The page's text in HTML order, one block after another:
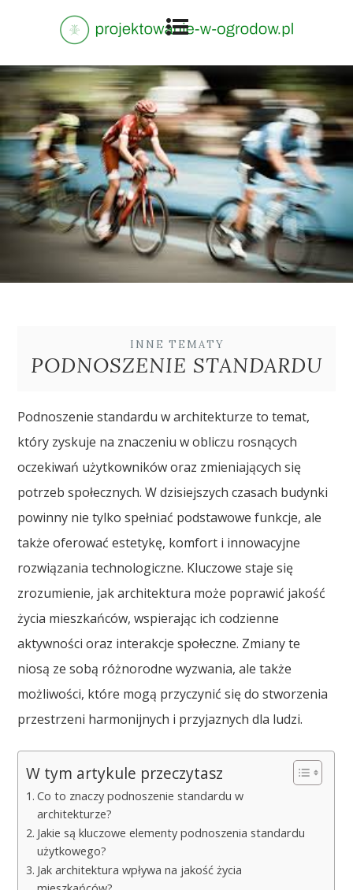
INNE TEMATY
PODNOSZENIE STANDARDU
Podnoszenie standardu w architekturze to temat,
który zyskuje na znaczeniu w obliczu rosnących
oczekiwań użytkowników oraz zmieniających się
potrzeb społecznych. W dzisiejszych czasach budynki
powinny nie tylko spełniać podstawowe funkcje, ale
także oferować estetykę, komfort i innowacyjne
rozwiązania technologiczne. Kluczowe staje się
zrozumienie, jak architektura może poprawić jakość
życia mieszkańców, wspierając ich codzienne
aktywności oraz interakcje społeczne. Zmiany te
niosą ze sobą różnorodne wyzwania, ale także
możliwości, które mogą przyczynić się do stworzenia
przestrzeni harmonijnych i przyjaznych dla ludzi.
W tym artykule przeczytasz
Co to znaczy podnoszenie standardu w
architekturze?
Jakie są kluczowe elementy podnoszenia standardu
użytkowego?
Jak architektura wpływa na jakość życia